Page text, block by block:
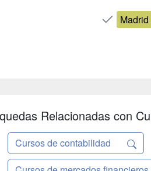
Madrid
Relacionadas con
Cursos de contabilidad